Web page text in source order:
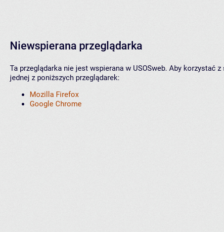
Niewspierana przeglądarka
Ta przeglądarka nie jest wspierana w USOSweb. Aby korzystać
jednej z poniższych przeglądarek:
Mozilla Firefox
Google Chrome